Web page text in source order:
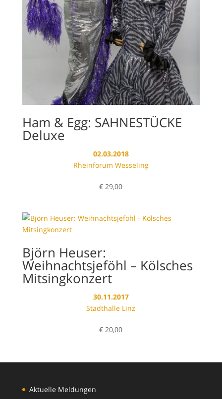
Ham & Egg: SAHNESTÜCKE
Deluxe
02.03.2018
Rheinforum Wesseling
€ 29,00
Björn Heuser:
Weihnachtsjeföhl – Kölsches
Mitsingkonzert
30.11.2017
Stadthalle Linz
€ 20,00
Aktuelle Meldungen